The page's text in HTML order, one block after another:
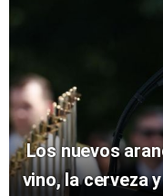
Los nuevos
vino, la cerveza